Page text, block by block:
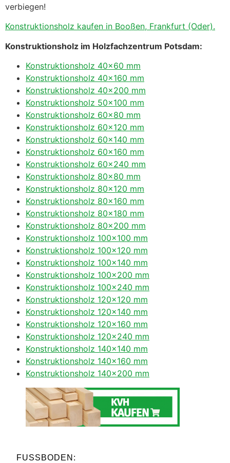
verbiegen!
Konstruktionsholz kaufen in Booßen, Frankfurt (Oder).
Konstruktionsholz im Holzfachzentrum Potsdam:
Konstruktionsholz 40×60 mm
Konstruktionsholz 40×160 mm
Konstruktionsholz 40×200 mm
Konstruktionsholz 50×100 mm
Konstruktionsholz 60×80 mm
Konstruktionsholz 60×120 mm
Konstruktionsholz 60×140 mm
Konstruktionsholz 60×160 mm
Konstruktionsholz 60×240 mm
Konstruktionsholz 80×80 mm
Konstruktionsholz 80×120 mm
Konstruktionsholz 80×160 mm
Konstruktionsholz 80×180 mm
Konstruktionsholz 80×200 mm
Konstruktionsholz 100×100 mm
Konstruktionsholz 100×120 mm
Konstruktionsholz 100×140 mm
Konstruktionsholz 100×200 mm
Konstruktionsholz 100×240 mm
Konstruktionsholz 120×120 mm
Konstruktionsholz 120×140 mm
Konstruktionsholz 120×160 mm
Konstruktionsholz 120×240 mm
Konstruktionsholz 140×140 mm
Konstruktionsholz 140×160 mm
Konstruktionsholz 140×200 mm
FUSSBODEN: